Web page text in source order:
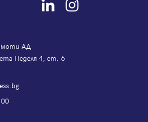
АД
Неделя 4, ет. 6